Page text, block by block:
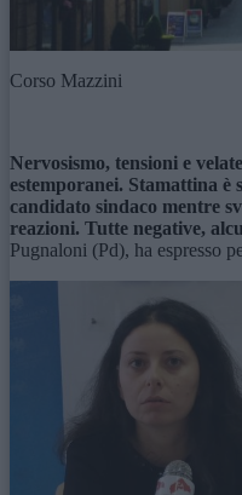
Corso Mazzini
Nervosismo, tensioni e
estemporanei. Stamattina è
candidato sindaco mentre
reazioni. Tutte negative,
Pugnaloni (Pd), ha espresso